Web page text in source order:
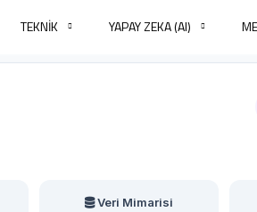
TEKNİK YAPAY ZEKA (AI)
Veri Mimarisi